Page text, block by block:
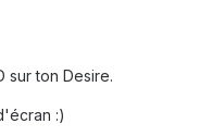
sur ton Desire.
:)